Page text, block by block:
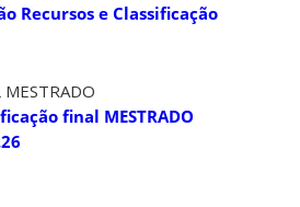
Recursos e Classificação
MESTRADO
final MESTRADO